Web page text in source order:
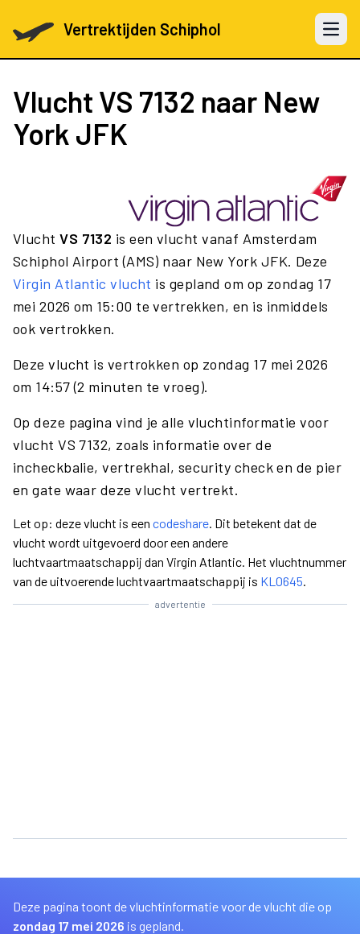
Vertrektijden Schiphol Open
Vlucht VS 7132 naar New
York JFK
VluchtVS 7132 is een vlucht vanaf Amsterdam
Schiphol Airport (AMS) naar New York JFK. Deze
Virgin Atlantic vlucht is gepland om op zondag 17
mei 2026 om 15:00 te vertrekken, en is inmiddels
ook vertrokken.
Deze vlucht is vertrokken op zondag 17 mei 2026
om 14:57 (2 minuten te vroeg).
Op deze pagina vind je alle vluchtinformatie voor
vlucht VS 7132, zoals informatie over de
incheckbalie, vertrekhal, security check en de pier
en gate waar deze vlucht vertrekt.
Let op: deze vlucht is een codeshare. Dit betekent dat de
vlucht wordt uitgevoerd door een andere
luchtvaartmaatschappij dan Virgin Atlantic. Het vluchtnummer
van de uitvoerende luchtvaartmaatschappij is KL0645.
advertentie
Deze pagina toont de vluchtinformatie voor de vlucht die op
zondag 17 mei 2026 is gepland.